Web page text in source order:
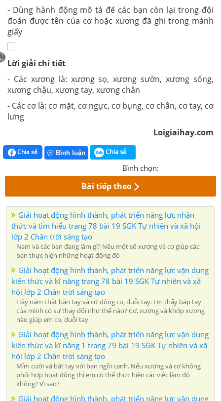
- Dùng hành động mô tả để các bạn còn lại trong đội
đoán được tên của cơ hoặc xương đã ghi trong mảnh
giấy
Lời giải chi tiết
- Các xương là: xương sọ, xương sườn, xương sống,
xương chậu, xương tay, xương chân
- Các cơ là: cơ mặt, cơ ngực, cơ bụng, cơ chân, cơ tay, cơ
lưng
Loigiaihay.com
Chia sẻ Bình luận Chia sẻ
Bình chọn:
Bài tiếp theo
Giải hoạt động hình thành, phát triển năng lực nhận
thức và tìm hiểu trang 78 bài 19 SGK Tự nhiên và xã hội
lớp 2 Chân trời sáng tạo
Nam và các bạn đang làm gì? Nêu một số xương và cơ giúp các
bạn thực hiện những hoạt động đó
Giải hoạt động hình thành, phát triển năng lực vận dụng
kiến thức và kĩ năng trang 78 bài 19 SGK Tự nhiên và xã
hội lớp 2 Chân trời sáng tạo
Hãy nắm chặt bàn tay và cử động co, duỗi tay. Em thấy bắp tay
của mình có sự thay đổi như thế nào? Cơ, xương và khớp xương
nào giúp em co, duỗi tay
Giải hoạt động hình thành, phát triển năng lực vận dụng
kiến thức và kĩ năng 1 trang 79 bài 19 SGK Tự nhiên và xã
hội lớp 2 Chân trời sáng tạo
Mỉm cười và bắt tay với bạn ngồi cạnh. Nếu xương và cơ không
phối hợp hoạt động thì em có thể thực hiện các việc làm đó
không? Vì sao?
Giải hoạt động hình thành, phát triển năng lực vận dụng